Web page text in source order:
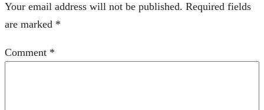
Your email address will not be published. Required fields
are marked *
Comment *